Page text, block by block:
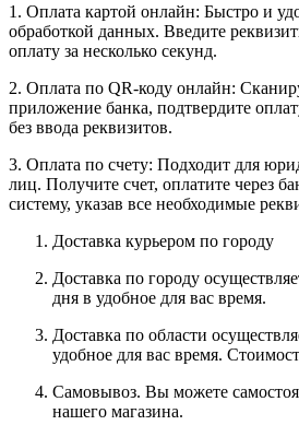
1. Оплата картой онлайн: Быстро и
обработкой данных. Введите
оплату за несколько секунд.
2. Оплата по QR-коду онлайн:
приложение банка, подтвердите
без ввода реквизитов.
3. Оплата по счету: Подходит для
лиц. Получите счет, оплатите через
систему, указав все необходимые
Доставка курьером по городу
Доставка по городу
дня в удобное для вас время.
Доставка по области
удобное для вас время.
Самовывоз. Вы можете
нашего магазина.